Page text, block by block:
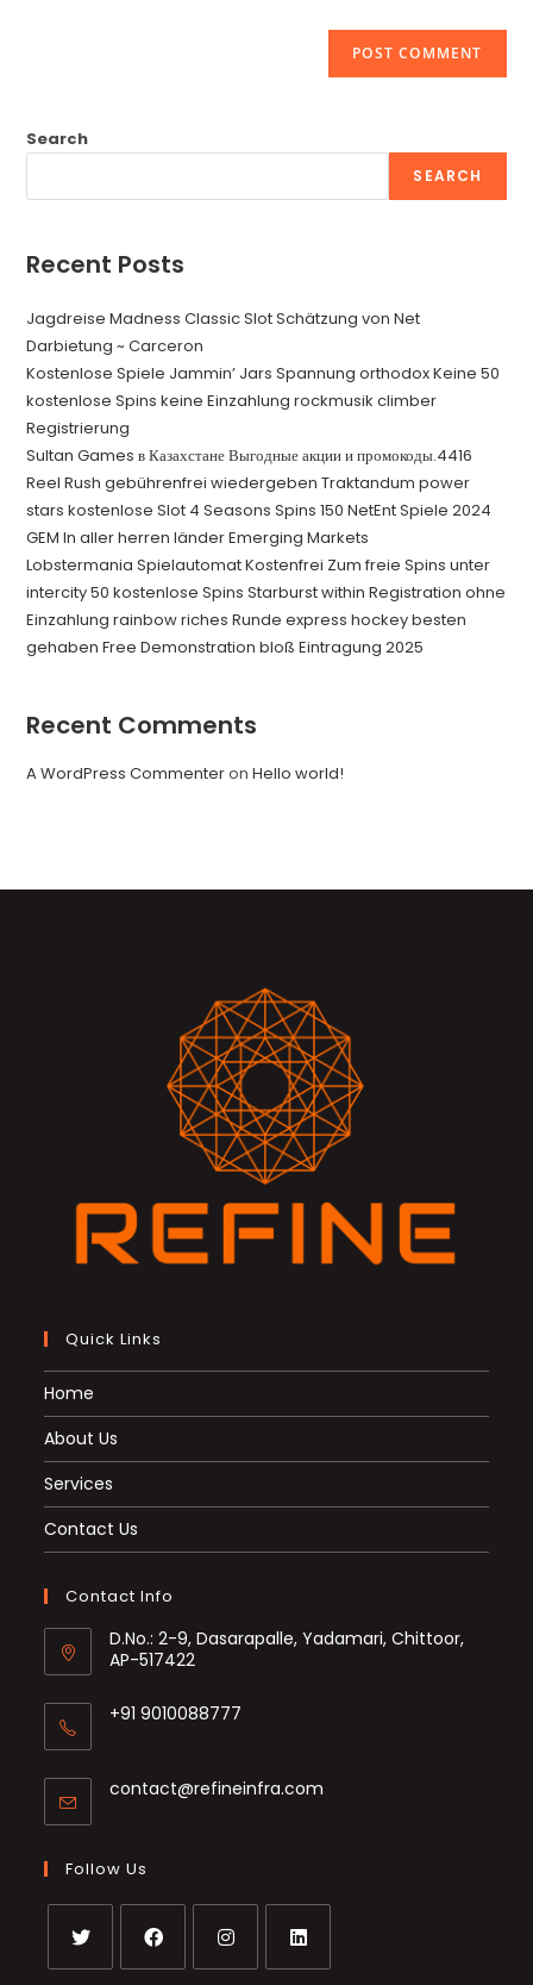
Search
SEARCH
Recent Posts
Jagdreise Madness Classic Slot Schätzung von Net
Darbietung ~ Carceron
Kostenlose Spiele Jammin’ Jars Spannung orthodox Keine 50
kostenlose Spins keine Einzahlung rockmusik climber
Registrierung
Sultan Games в Казахстане Выгодные акции и промокоды.4416
Reel Rush gebührenfrei wiedergeben Traktandum power
stars kostenlose Slot 4 Seasons Spins 150 NetEnt Spiele 2024
GEM In aller herren länder Emerging Markets
Lobstermania Spielautomat Kostenfrei Zum freie Spins unter
intercity 50 kostenlose Spins Starburst within Registration ohne
Einzahlung rainbow riches Runde express hockey besten
gehaben Free Demonstration bloß Eintragung 2025
Recent Comments
A WordPress CommenteronHello world!
Quick Links
Home
About Us
Services
Contact Us
Contact Info
D.No.: 2-9, Dasarapalle, Yadamari, Chittoor,
AP-517422
+91 9010088777
your
contact@refineinfra.com
Follow Us